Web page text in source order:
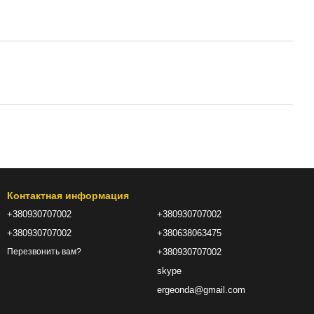
Контактная информация
+380930707002
+380930707002
Перезвонить вам?
+380930707002
+380638063475
+380930707002
skype
ergeonda@gmail.com